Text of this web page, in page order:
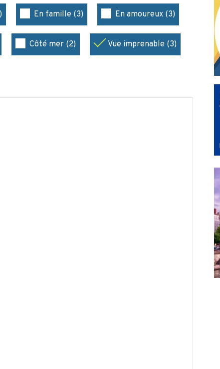
En famille (3) En amoureux (3)
Côté mer (2) Vue imprenable (3)